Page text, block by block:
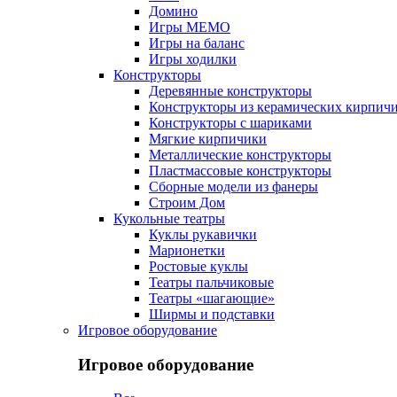
Домино
Игры МЕМО
Игры на баланс
Игры ходилки
Конструкторы
Деревянные конструкторы
Конструкторы из керамических
Конструкторы с шариками
Мягкие кирпичики
Металлические конструкторы
Пластмассовые конструкторы
Сборные модели из фанеры
Строим Дом
Кукольные театры
Куклы рукавички
Марионетки
Ростовые куклы
Театры пальчиковые
Театры «шагающие»
Ширмы и подставки
Игровое оборудование
Игровое оборудование